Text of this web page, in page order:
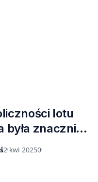
lotu
była znacznie
mediom
2 kwi 20250